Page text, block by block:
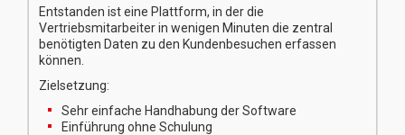
Entstanden ist eine Plattform, in der die
Vertriebsmitarbeiter in wenigen Minuten die zentral
benötigten Daten zu den Kundenbesuchen erfassen
können.
Zielsetzung:
Sehr einfache Handhabung der Software
Einführung ohne Schulung